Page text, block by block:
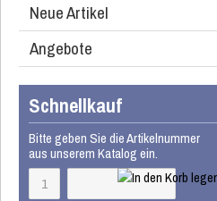
Neue Artikel
Angebote
Schnellkauf
Bitte geben Sie die Artikelnummer
aus unserem Katalog ein.